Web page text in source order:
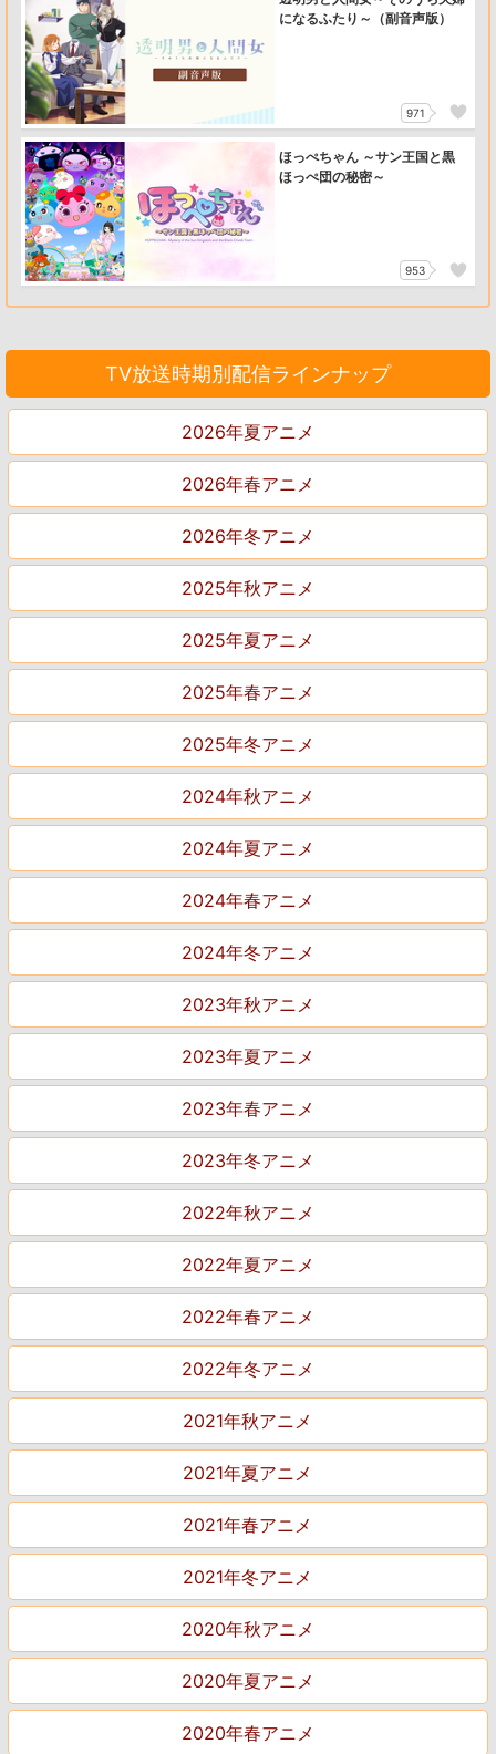
になるふたり～（副音声版）
971
ほっぺちゃん ～サン王国と黒
ほっぺ団の秘密～
953
TV放送時期別配信ラインナップ
2026年夏アニメ
2026年春アニメ
2026年冬アニメ
2025年秋アニメ
2025年夏アニメ
2025年春アニメ
2025年冬アニメ
2024年秋アニメ
2024年夏アニメ
2024年春アニメ
2024年冬アニメ
2023年秋アニメ
2023年夏アニメ
2023年春アニメ
2023年冬アニメ
2022年秋アニメ
2022年夏アニメ
2022年春アニメ
2022年冬アニメ
2021年秋アニメ
2021年夏アニメ
2021年春アニメ
2021年冬アニメ
2020年秋アニメ
2020年夏アニメ
2020年春アニメ